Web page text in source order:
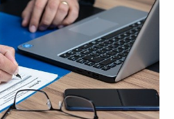
Mafrici
Sezione
Civile
Cassazione